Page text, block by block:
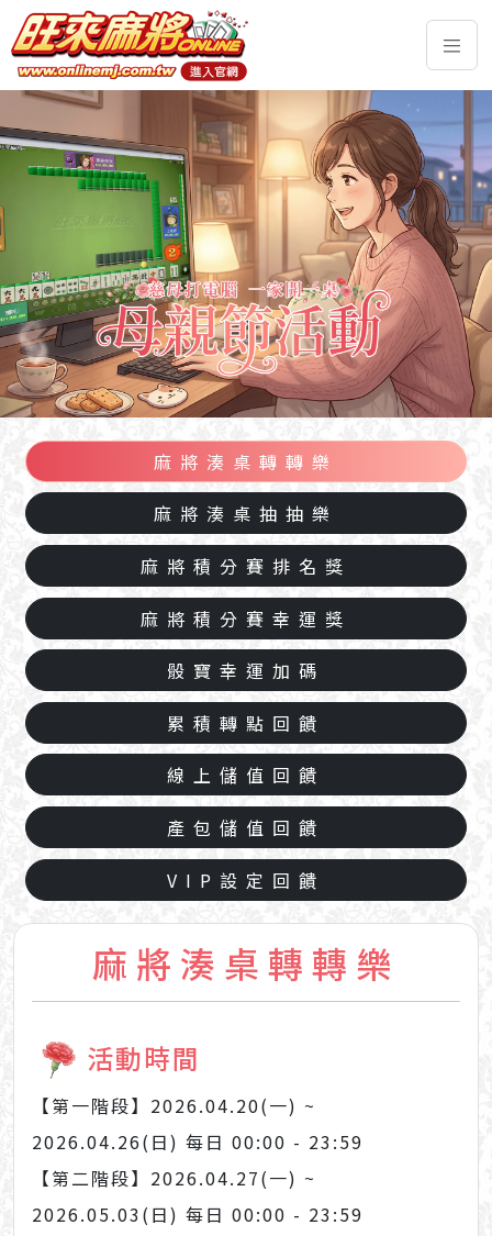
麻將湊桌轉轉樂
麻將湊桌抽抽樂
麻將積分賽排名獎
麻將積分賽幸運獎
骰寶幸運加碼
累積轉點回饋
線上儲值回饋
產包儲值回饋
VIP設定回饋
麻將湊桌轉轉樂
活動時間
【第一階段】2026.04.20(一) ~
2026.04.26(日) 每日 00:00 - 23:59
【第二階段】2026.04.27(一) ~
2026.05.03(日) 每日 00:00 - 23:59